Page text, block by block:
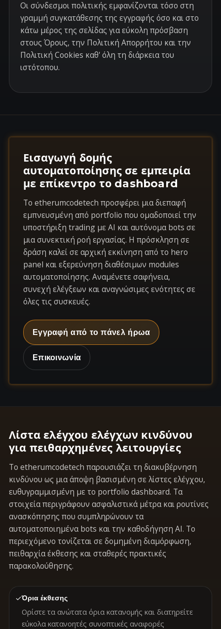
Οι σύνδεσμοι πολιτικής εμφανίζονται τόσο στη
γραμμή συγκατάθεσης της εγγραφής όσο και στο
κάτω μέρος της σελίδας για εύκολη πρόσβαση
στους Όρους, την Πολιτική Απορρήτου και την
Πολιτική Cookies καθ' όλη τη διάρκεια του
ιστότοπου.
Εισαγωγή δομής
αυτοματοποίησης σε εμπειρία
με επίκεντρο το dashboard
Το etherumcodetech προσφέρει μια διεπαφή
εμπνευσμένη από portfolio που ομαδοποιεί την
υποστήριξη trading με AI και αυτόνομα bots σε
μια συνεκτική ροή εργασίας. Η πρόσκληση σε
δράση καλεί σε αρχική εκκίνηση από το hero
panel και εξερεύνηση διαθέσιμων modules
αυτοματοποίησης. Αναμένετε σαφήνεια,
συνεχή ελέγξεων και αναγνώσιμες ενότητες σε
όλες τις συσκευές.
Εγγραφή από το πάνελ ήρωα
Επικοινωνία
Λίστα ελέγχου ελέγχων κινδύνου
για πειθαρχημένες λειτουργίες
Το etherumcodetech παρουσιάζει τη διακυβέρνηση
κινδύνου ως μια άποψη βασισμένη σε λίστες ελέγχου,
ευθυγραμμισμένη με το portfolio dashboard. Τα
στοιχεία περιγράφουν ασφαλιστικά μέτρα και ρουτίνες
ανασκόπησης που συμπληρώνουν τα
αυτοματοποιημένα bots και την καθοδήγηση AI. Το
περιεχόμενο τονίζεται σε δομημένη διαμόρφωση,
πειθαρχία έκθεσης και σταθερές πρακτικές
παρακολούθησης.
✓Όρια έκθεσης
Ορίστε τα ανώτατα όρια κατανομής και διατηρείτε
εύκολα κατανοητές συνοπτικές αναφορές